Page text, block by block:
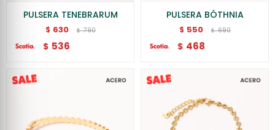
PULSERA TENEBRARUM
$ 630 $ 790
$ 536
PULSERA BÓTHNIA
$ 550 $ 690
$ 468